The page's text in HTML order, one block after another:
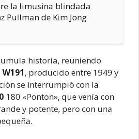
la limusina blindada
Pullman de Kim Jong
historia, reuniendo
W191, producido entre 1949 y
se interrumpió con la
180 «Ponton», que venía con
y potente, pero con una